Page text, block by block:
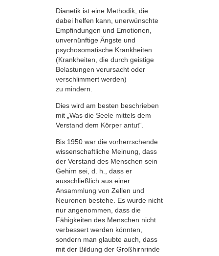
Dianetik ist eine Methodik, die
dabei helfen kann, unerwünschte
Empfindungen und Emotionen,
unvernünftige Ängste und
psychosomatische Krankheiten
(Krankheiten, die durch geistige
Belastungen verursacht oder
verschlimmert werden)
zu mindern.
Dies wird am besten beschrieben
mit „Was die Seele mittels dem
Verstand dem Körper antut“.
Bis 1950 war die vorherrschende
wissenschaftliche Meinung, dass
der Verstand des Menschen sein
Gehirn sei, d. h., dass er
ausschließlich aus einer
Ansammlung von Zellen und
Neuronen bestehe. Es wurde nicht
nur angenommen, dass die
Fähigkeiten des Menschen nicht
verbessert werden könnten,
sondern man glaubte auch, dass
mit der Bildung der Großhirnrinde